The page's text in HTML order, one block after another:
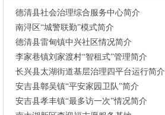
德清县社会治理综合服务中心简介
南浔区“城警联勤”模式简介
德清县雷甸镇中兴社区情况简介
李家巷镇刘家渡村“智租式”管理简介
长兴县太湖街道基层治理四平台运行简介
安吉县鄣吴镇“平安家园卫队”简介
安吉县孝丰镇“最多访一次”情况简介